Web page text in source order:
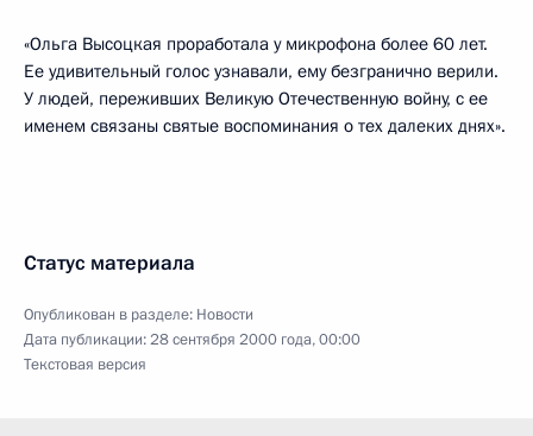
«Ольга Высоцкая проработала у микрофона более 60 лет.
Ее удивительный голос узнавали, ему безгранично верили.
У людей, переживших Великую Отечественную войну, с ее
именем связаны святые воспоминания о тех далеких днях».
Статус материала
Опубликован в разделе: Новости
Дата публикации:28 сентября 2000 года, 00:00
Текстовая версия